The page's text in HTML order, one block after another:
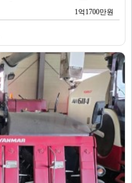
1억1700만원